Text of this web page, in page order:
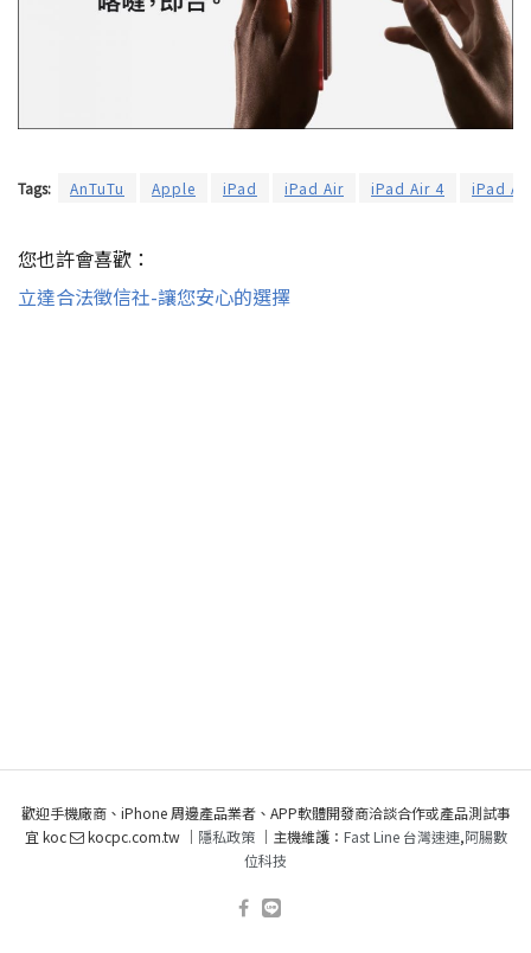
Tags: AnTuTu Apple iPad iPad Air iPad Air 4 iPad
您也許會喜歡：
立達合法徵信社-讓您安心的選擇
歡迎手機廠商、iPhone 周邊產品業者、APP軟體開發商洽談合作或產品測試事
宜 koc
kocpc.com.tw ｜ 隱私政策｜主機維護： Fast Line 台灣速連,阿腸數
位科技